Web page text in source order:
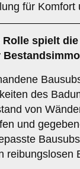
für Komfort
Rolle spielt
des
von
und
reibungslosen